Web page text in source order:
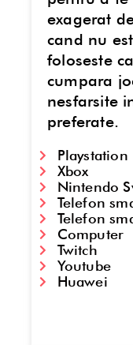
exagerat
cand nu
foloseste
cumpara
nesfarsite
preferate.
Playstation
Xbox
Nintendo
Telefon
Telefon
Computer
Twitch
Youtube
Huawei